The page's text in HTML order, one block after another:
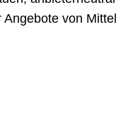
von